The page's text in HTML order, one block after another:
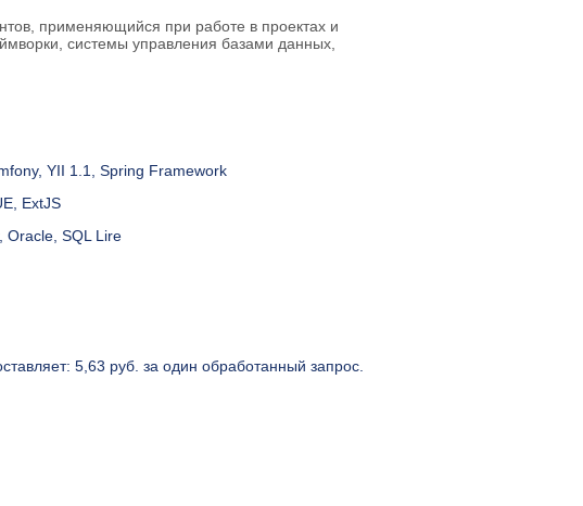
применяющийся при работе в проектах и
системы управления базами данных,
YII 1.1, Spring Framework
ExtJS
Oracle, SQL Lire
5,63 руб. за один обработанный запрос.